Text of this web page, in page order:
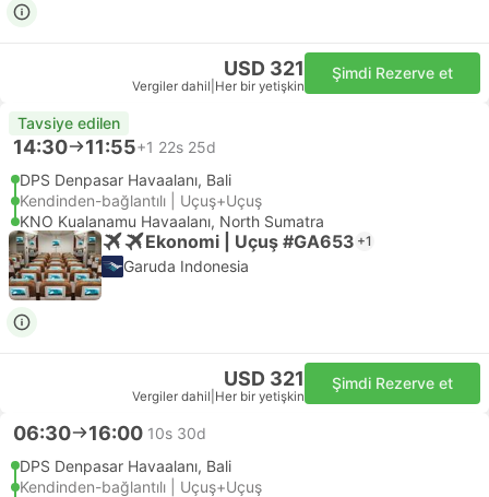
USD 321
Vergiler dahil Her bir yetişkin
Şimdi Rezerve et
Tavsiye edilen
14:30 11:55+1 22s 25d
DPS Denpasar Havaalanı, Bali
Kendinden-bağlantılı | Uçuş+Uçuş
KNO Kualanamu Havaalanı, North Sumatra
Ekonomi | Uçuş #GA653 +1
Garuda Indonesia
USD 321
Vergiler dahil Her bir yetişkin
Şimdi Rezerve et
06:30 16:00 10s 30d
DPS Denpasar Havaalanı, Bali
Kendinden-bağlantılı | Uçuş+Uçuş